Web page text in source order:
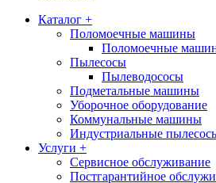
Каталог +
Поломоечные машины
Поломоечные
Пылесосы
Пылеводососы
Подметальные машины
Уборочное оборудование
Коммунальные машины
Индустриальные
Услуги +
Сервисное обслуживание
Постгарантийное